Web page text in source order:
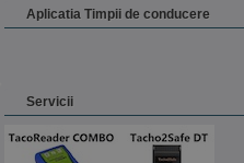
Aplicatia Timpii de conducere
Servicii